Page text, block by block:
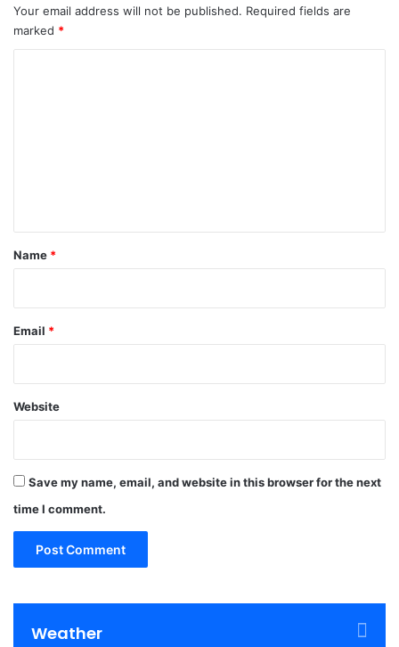
Your email address will not be published. Required fields are
marked *
*
Name *
Email *
Website
Save my name, email, and website in this browser for the next
time I comment.
Weather